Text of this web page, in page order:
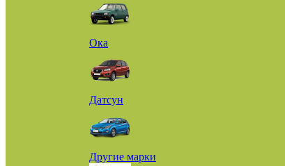
Ока
Датсун
Другие марки